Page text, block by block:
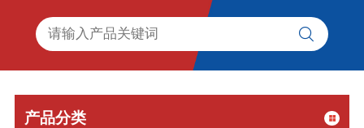

产品分类